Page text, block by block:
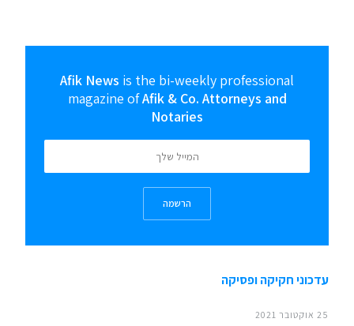
Afik News is the bi-weekly professional
magazine ofAfik & Co. Attorneys and
Notaries
הרשמה
עדכוני חקיקה ופסיקה
25 אוקטובר 2021